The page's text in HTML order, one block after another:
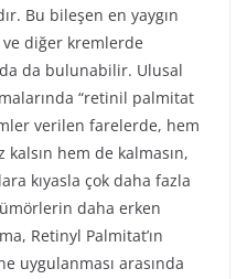
Bu bileşen en yaygın
diğer kremlerde
da bulunabilir. Ulusal
“retinil palmitat
verilen farelerde, hem
kalsın hem de kalmasın,
kıyasla çok daha fazla
daha erken
Retinyl Palmitat’ın
uygulanması arasında